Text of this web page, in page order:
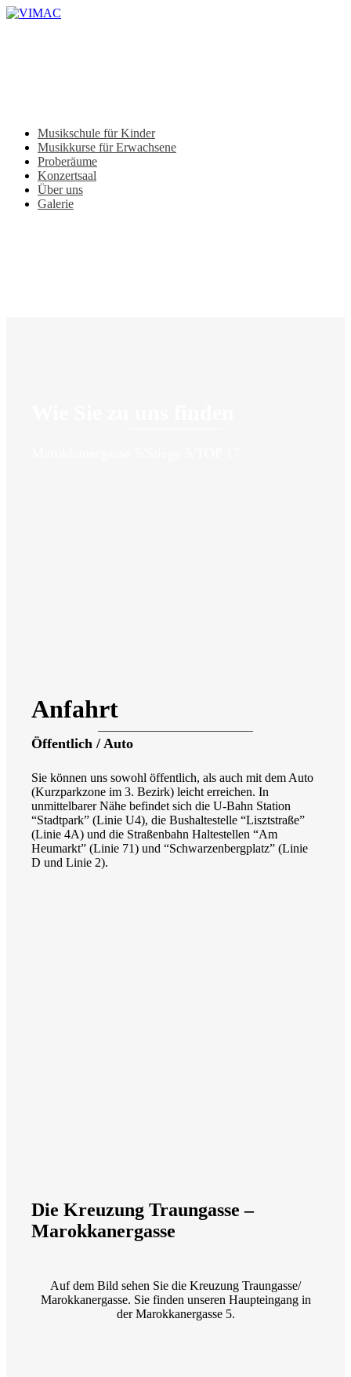
Skip
Menu
Musikschule für Kinder
Musikkurse für Erwachsene
Proberäume
Konzertsaal
Über uns
Galerie
Anfahrt
Öffentlich / Auto
Sie können uns sowohl öffentlich, als auch mit dem Auto
(Kurzparkzone im 3. Bezirk) leicht erreichen. In
unmittelbarer Nähe befindet sich die U-Bahn Station
“Stadtpark” (Linie U4), die Bushaltestelle “Lisztstraße”
(Linie 4A) und die Straßenbahn Haltestellen “Am
Heumarkt” (Linie 71) und “Schwarzenbergplatz” (Linie
D und Linie 2).
Die Kreuzung Traungasse –
Marokkanergasse
Auf dem Bild sehen Sie die Kreuzung Traungasse/
Marokkanergasse. Sie finden unseren Haupteingang in
der Marokkanergasse 5.